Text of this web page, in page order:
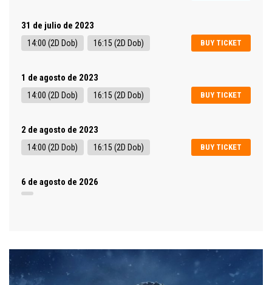
31 de julio de 2023
BUY TICKET
14:00 (2D Dob) 16:15 (2D Dob)
1 de agosto de 2023
BUY TICKET
14:00 (2D Dob) 16:15 (2D Dob)
2 de agosto de 2023
BUY TICKET
14:00 (2D Dob) 16:15 (2D Dob)
6 de agosto de 2026